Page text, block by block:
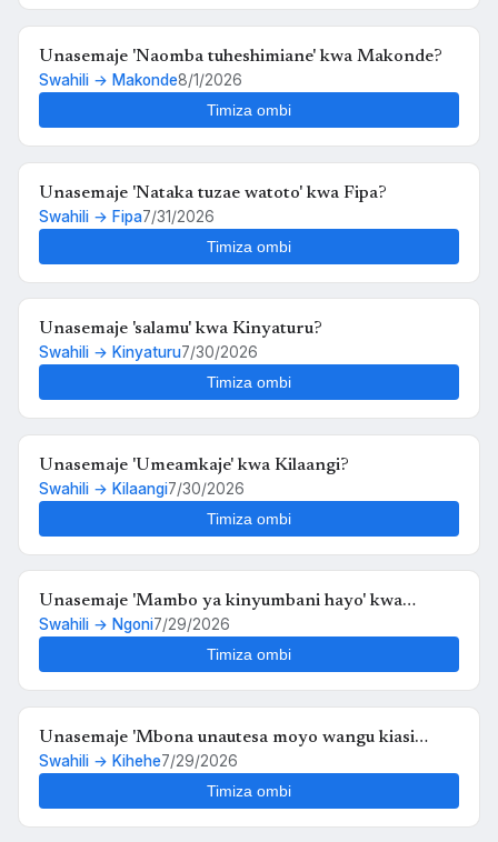
Unasemaje 'Naomba tuheshimiane' kwa Makonde?
Swahili → Makonde8/1/2026
Timiza ombi
Unasemaje 'Nataka tuzae watoto' kwa Fipa?
Swahili → Fipa7/31/2026
Timiza ombi
Unasemaje 'salamu' kwa Kinyaturu?
Swahili → Kinyaturu7/30/2026
Timiza ombi
Unasemaje 'Umeamkaje' kwa Kilaangi?
Swahili → Kilaangi7/30/2026
Timiza ombi
Unasemaje 'Mambo ya kinyumbani hayo' kwa
Ngoni?
Swahili → Ngoni7/29/2026
Timiza ombi
Unasemaje 'Mbona unautesa moyo wangu kiasi
hiko,,au kosa langu ni upendo wangu kwako' kwa
Swahili → Kihehe7/29/2026
Timiza ombi